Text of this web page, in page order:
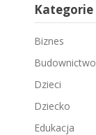
Kategorie
Biznes
Budownictwo
Dzieci
Dziecko
Edukacja